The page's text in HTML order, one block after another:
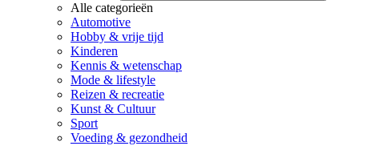
Alle categorieën
Automotive
Hobby & vrije tijd
Kinderen
Kennis & wetenschap
Mode & lifestyle
Reizen & recreatie
Kunst & Cultuur
Sport
Voeding & gezondheid